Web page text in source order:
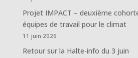
Projet IMPACT – deuxième
équipes de travail pour le climat
11 juin 2026
Retour sur la Halte-info du 3 juin